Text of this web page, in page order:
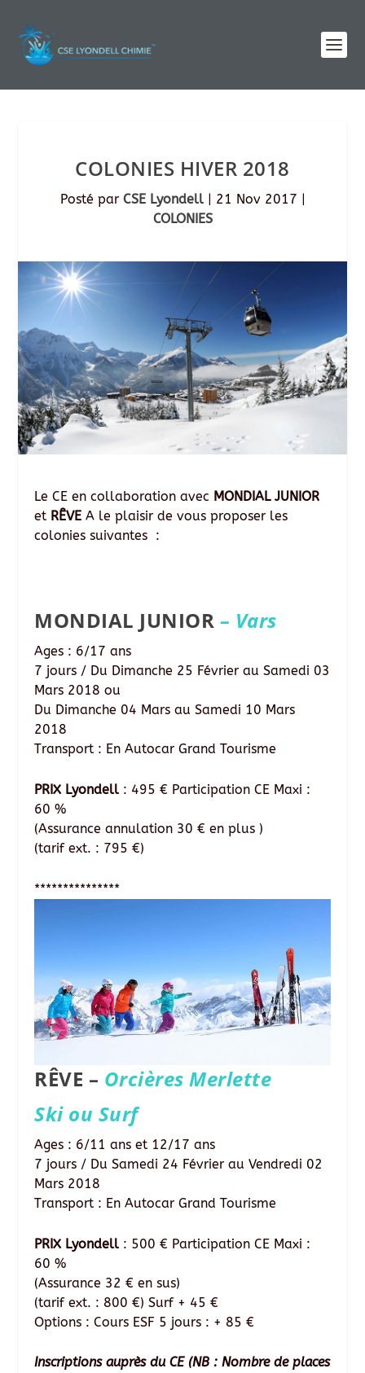
COLONIES HIVER 2018
Posté par CSE Lyondell| 21 Nov 2017 |
COLONIES
Le CE en collaboration avec MONDIAL JUNIOR
et RÊVE A le plaisir de vous proposer les
colonies suivantes :
MONDIAL JUNIOR – Vars
Ages : 6/17 ans
7 jours / Du Dimanche 25 Février au Samedi 03
Mars 2018 ou
Du Dimanche 04 Mars au Samedi 10 Mars
2018
Transport : En Autocar Grand Tourisme
PRIX Lyondell : 495 € Participation CE Maxi :
60 %
(Assurance annulation 30 € en plus )
(tarif ext. : 795 €)
***************
RÊVE – Orcières Merlette
Ski ou Surf
Ages : 6/11 ans et 12/17 ans
7 jours / Du Samedi 24 Février au Vendredi 02
Mars 2018
Transport : En Autocar Grand Tourisme
PRIX Lyondell : 500 € Participation CE Maxi :
60 %
(Assurance 32 € en sus)
(tarif ext. : 800 €) Surf + 45 €
Options : Cours ESF 5 jours : + 85 €
Inscriptions auprès du CE (NB : Nombre de places